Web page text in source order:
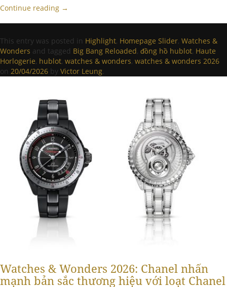
Continue reading →
This entry was posted in Highlight, Homepage Slider, Watches &
Wonders and tagged Big Bang Reloaded, đồng hồ hublot, Haute
Horlogerie, hublot, watches & wonders, watches & wonders 2026
on 20/04/2026 by Victor Leung.
Watches & Wonders 2026: Chanel nhấn
mạnh bản sắc thương hiệu với loạt Chanel